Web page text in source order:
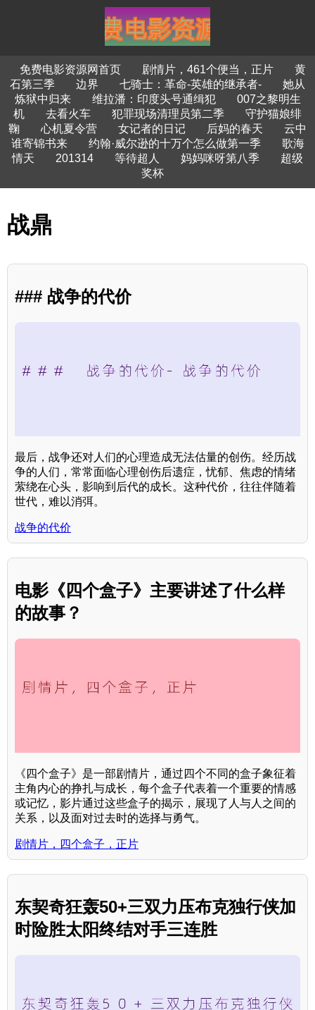
免费电影资源网首页 剧情片，461个便当，正片
黄
石第三季
边界 七骑士：革命-英雄的继承者-
她从
炼狱中归来
维拉潘：印度头号通缉犯
007之黎明生
机
去看火车 犯罪现场清理员第二季
守护猫娘绯
鞠
心机夏令营 女记者的日记 后妈的春天
云中
谁寄锦书来
约翰·威尔逊的十万个怎么做第一季
歌海
情天
201314 等待超人 妈妈咪呀第八季
超级
奖杯
战鼎
### 战争的代价
最后，战争还对人们的心理造成无法估量的创伤。经历战
争的人们，常常面临心理创伤后遗症，忧郁、焦虑的情绪
萦绕在心头，影响到后代的成长。这种代价，往往伴随着
世代，难以消弭。
战争的代价
电影《四个盒子》主要讲述了什么样
的故事？
《四个盒子》是一部剧情片，通过四个不同的盒子象征着
主角内心的挣扎与成长，每个盒子代表着一个重要的情感
或记忆，影片通过这些盒子的揭示，展现了人与人之间的
关系，以及面对过去时的选择与勇气。
剧情片，四个盒子，正片
东契奇狂轰50+三双力压布克独行侠加
时险胜太阳终结对手三连胜